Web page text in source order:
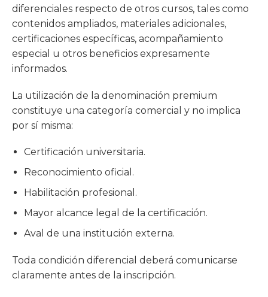
diferenciales respecto de otros cursos, tales como
contenidos ampliados, materiales adicionales,
certificaciones específicas, acompañamiento
especial u otros beneficios expresamente
informados.
La utilización de la denominación premium
constituye una categoría comercial y no implica
por sí misma:
Certificación universitaria.
Reconocimiento oficial.
Habilitación profesional.
Mayor alcance legal de la certificación.
Aval de una institución externa.
Toda condición diferencial deberá comunicarse
claramente antes de la inscripción.